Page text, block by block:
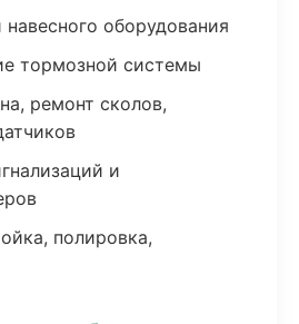
оборудования
тормозной системы
ремонт сколов,
и
полировка,